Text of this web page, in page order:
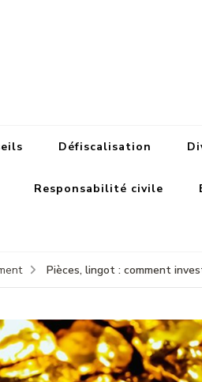
Défiscalisation
Responsabilité civile
Pièces, lingot : comment